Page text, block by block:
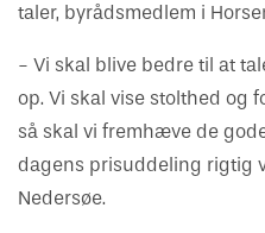
taler, byrådsmedlem i
- Vi skal blive bedre til at
op. Vi skal vise stolthed og
så skal vi fremhæve de
dagens prisuddeling rigtig
Nedersøe.